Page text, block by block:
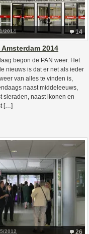
14
2014
Amsterdam 2014
begon de PAN weer. Het
nieuws is dat er net als ieder
van alles te vinden is,
naast middeleeuws,
sieraden, naast ikonen en
[…]
26
2012